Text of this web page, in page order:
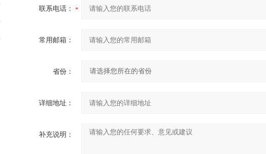
联系电话：
常用邮箱：
省份：
详细地址：
补充说明：